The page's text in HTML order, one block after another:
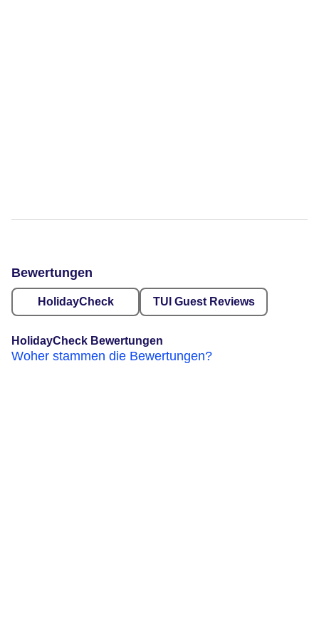
Bewertungen
HolidayCheck TUI Guest Reviews
HolidayCheck Bewertungen
Woher stammen die Bewertungen?